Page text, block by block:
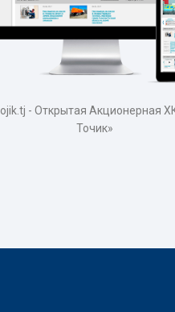
- Открытая Акционерная
Точик»